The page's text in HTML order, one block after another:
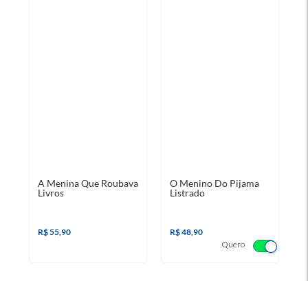
A Menina Que Roubava
Livros
R$ 55,90
Quero
O Menino Do Pijama
Listrado
R$ 48,90